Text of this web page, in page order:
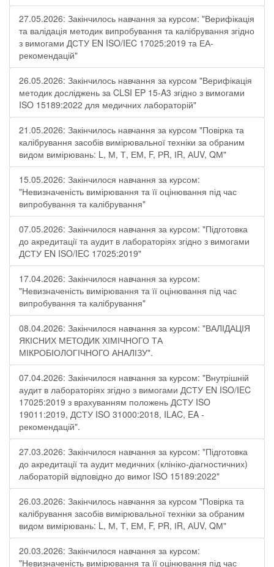
27.05.2026: Закінчилось навчання за курсом: "Верифікація
та валідація методик випробування та калібрування згідно
з вимогами ДСТУ EN ISO/IEC 17025:2019 та ЕА-
рекомендацій"
26.05.2026: Закінчилось навчання за курсом "Верифікація
методик досліджень за CLSI EP 15-A3 згідно з вимогами
ISO 15189:2022 для медичних лабораторій"
21.05.2026: Закінчилось навчання за курсом "Повірка та
калібрування засобів вимірювальної техніки за обраним
видом вимірювань: L, М, Т, ЕМ, F, РR, ІR, АUV, QМ"
15.05.2026: Закінчилося навчання за курсом:
"Невизначеність вимірювання та її оцінювання під час
випробування та калібрування"
07.05.2026: Закінчилося навчання за курсом: "Підготовка
до акредитації та аудит в лабораторіях згідно з вимогами
ДСТУ EN ISO/IEC 17025:2019"
17.04.2026: Закінчилося навчання за курсом:
"Невизначеність вимірювання та її оцінювання під час
випробування та калібрування"
08.04.2026: Закінчилося навчання за курсом: "ВАЛІДАЦІЯ
ЯКІСНИХ МЕТОДИК ХІМІЧНОГО ТА
МІКРОБІОЛОГІЧНОГО АНАЛІЗУ".
07.04.2026: Закінчилося навчання за курсом: "Внутрішній
аудит в лабораторіях згідно з вимогами ДСТУ EN ISO/IEC
17025:2019 з врахуванням положень ДСТУ ISO
19011:2019, ДСТУ ISO 31000:2018, ILAC, EA -
рекомендацій".
27.03.2026: Закінчилося навчання за курсом: "Підготовка
до акредитації та аудит медичних (клініко-діагностичних)
лабораторій відповідно до вимог ISO 15189:2022"
26.03.2026: Закінчилось навчання за курсом "Повірка та
калібрування засобів вимірювальної техніки за обраним
видом вимірювань: L, М, Т, ЕМ, F, РR, ІR, АUV, QМ"
20.03.2026: Закінчилося навчання за курсом:
"Невизначеність вимірювання та її оцінювання під час